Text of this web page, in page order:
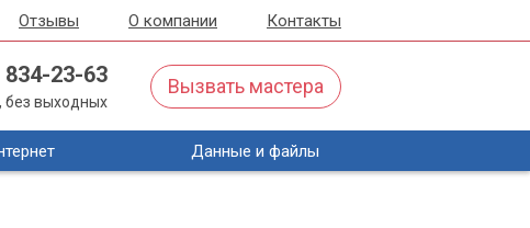
Отзывы О компании Контакты
834-23-63
без выходных
Вызвать мастера
Данные и файлы